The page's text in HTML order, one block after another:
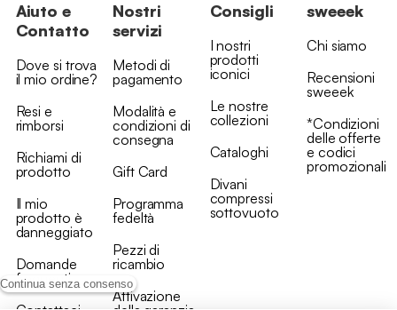
Continua senza consenso
Aiuto e
Contatto
Dove si trova
il mio ordine?
Resi e
rimborsi
Richiami di
prodotto
Il mio
prodotto è
danneggiato
Domande
frequenti
Nostri
servizi
Metodi di
pagamento
Modalità e
condizioni di
consegna
Gift Card
Programma
fedeltà
Pezzi di
ricambio
Attivazione
Consigli
I nostri
prodotti
iconici
Le nostre
collezioni
Cataloghi
Divani
compressi
sottovuoto
sweeek
Chi siamo
Recensioni
sweeek
*Condizioni
delle offerte
e codici
promozionali